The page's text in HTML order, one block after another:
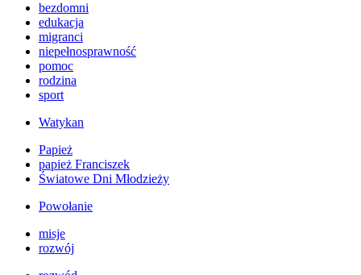
bezdomni
edukacja
migranci
niepełnosprawność
pomoc
rodzina
sport
Watykan
Papież
papież Franciszek
Światowe Dni Młodzieży
Powołanie
misje
rozwój